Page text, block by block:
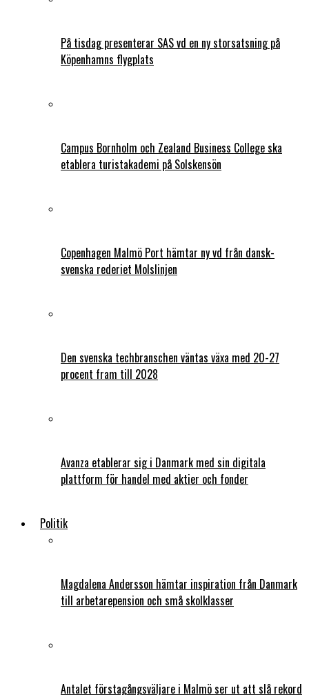
På tisdag presenterar SAS vd en ny storsatsning på
Köpenhamns flygplats
Campus Bornholm och Zealand Business College ska
etablera turistakademi på Solskensön
Copenhagen Malmö Port hämtar ny vd från dansk-
svenska rederiet Molslinjen
Den svenska techbranschen väntas växa med 20-27
procent fram till 2028
Avanza etablerar sig i Danmark med sin digitala
plattform för handel med aktier och fonder
Politik
Magdalena Andersson hämtar inspiration från Danmark
till arbetarepension och små skolklasser
Antalet förstagångsväljare i Malmö ser ut att slå rekord